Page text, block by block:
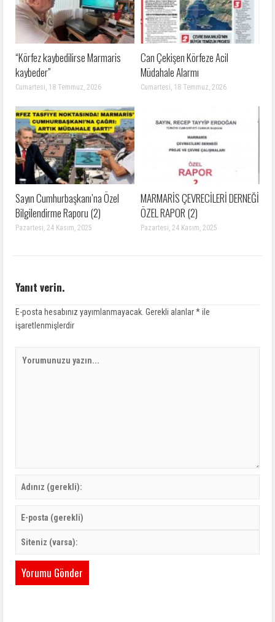
“Körfez kaybedilirse Marmaris
kaybeder”
Cumartesi, 18 Temmuz, 2026
Can Çekişen Körfeze Acil
Müdahale Alarmı
Cumartesi, 18 Temmuz, 2026
Sayın Cumhurbaşkanı’na Özel
Bilgilendirme Raporu (2)
Pazartesi, 24 Kasım, 2025
MARMARİS ÇEVRECİLERİ DERNEĞİ
ÖZEL RAPOR (2)
Pazartesi, 24 Kasım, 2025
Yanıt verin.
E-posta hesabınız yayımlanmayacak. Gerekli alanlar*ile
işaretlenmişlerdir